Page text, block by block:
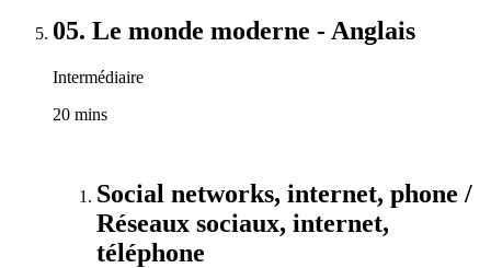
05. Le monde moderne - Anglais
Intermédiaire
20 mins
Social networks, internet, phone /
Réseaux sociaux, internet,
téléphone